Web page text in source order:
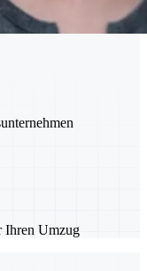
Ihren Umzug